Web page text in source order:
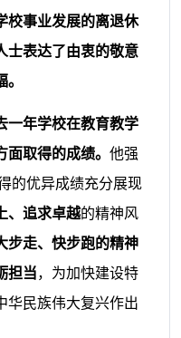
校事业发展的离退休
士表达了由衷的敬意
。
一年学校在教育教学
取得的成绩。 他强
的优异成绩充分展现
、追求卓越的精神风
步走、快步跑的精神
担当，为加快建设特
华民族伟大复兴作出